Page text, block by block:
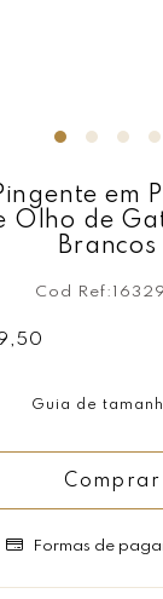
em
Olho de
Brancos
Cod Ref:
Guia de
Comprar
Formas de